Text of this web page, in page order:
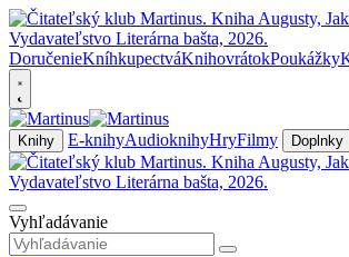
DoručenieKníhkupectváKnihovrátokPoukážky
Knihy E-knihyAudioknihyHryFilmy Doplnky
Vyhľadávanie